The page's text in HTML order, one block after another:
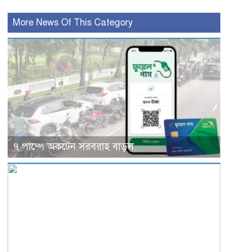
More News Of This Category
৭ পাম্পে অকটেন সরবরাহ বাড়ল